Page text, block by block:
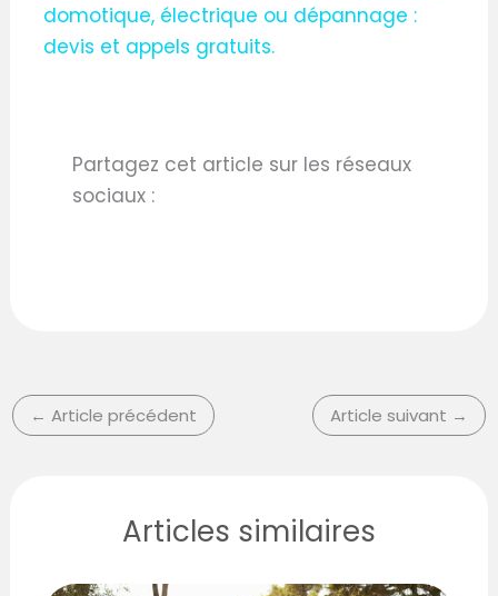
domotique, électrique ou dépannage :
devis et appels gratuits.
Partagez cet article sur les réseaux
sociaux :
← Article précédent Article suivant →
Articles similaires